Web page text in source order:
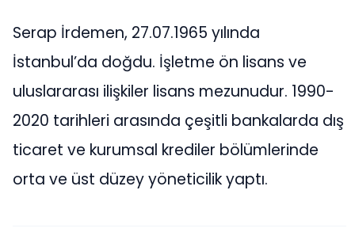
Serap İrdemen, 27.07.1965 yılında
İstanbul’da doğdu. İşletme ön lisans ve
uluslararası ilişkiler lisans mezunudur. 1990-
2020 tarihleri arasında çeşitli bankalarda dış
ticaret ve kurumsal krediler bölümlerinde
orta ve üst düzey yöneticilik yaptı.